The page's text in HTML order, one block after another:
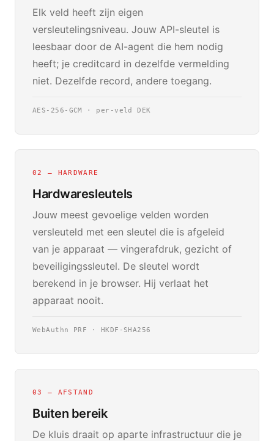
Elk veld heeft zijn eigen
versleutelingsniveau. Jouw API-sleutel is
leesbaar door de AI-agent die hem nodig
heeft; je creditcard in dezelfde vermelding
niet. Dezelfde record, andere toegang.
AES-256-GCM · per-veld DEK
02 — HARDWARE
Hardwaresleutels
Jouw meest gevoelige velden worden
versleuteld met een sleutel die is afgeleid
van je apparaat — vingerafdruk, gezicht of
beveiligingssleutel. De sleutel wordt
berekend in je browser. Hij verlaat het
apparaat nooit.
WebAuthn PRF · HKDF-SHA256
03 — AFSTAND
Buiten bereik
De kluis draait op aparte infrastructuur die je